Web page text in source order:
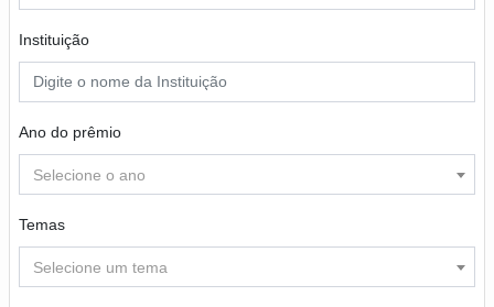
Instituição
Ano do prêmio
Selecione o ano
Temas
Selecione um tema